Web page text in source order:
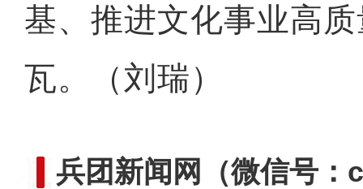
基、推进文化事业高
瓦。（刘瑞）
兵团新闻网 （微信号